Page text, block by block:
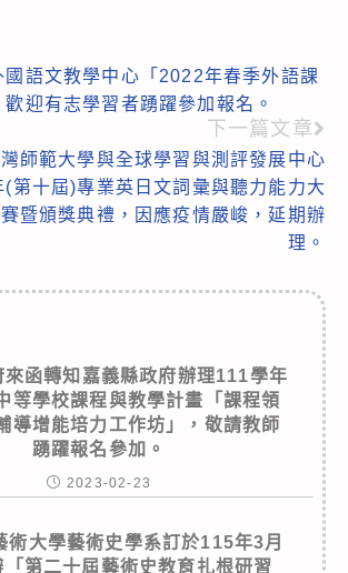
國語文教學中心「2022年春季外語課
迎有志學習者踴躍參加報名。
下一篇文章
師範大學與全球學習與測評發展中心
第十屆)專業英日文詞彙與聽力能力大
暨頒獎典禮，因應疫情嚴峻，延期辦
理。
來函轉知嘉義縣政府辦理111學年
等學校課程與教學計畫「課程領
導增能培力工作坊」，敬請教師
踴躍報名參加。
2023-02-23
術大學藝術史學系訂於115年3月
第二十屆藝術史教育扎根研習